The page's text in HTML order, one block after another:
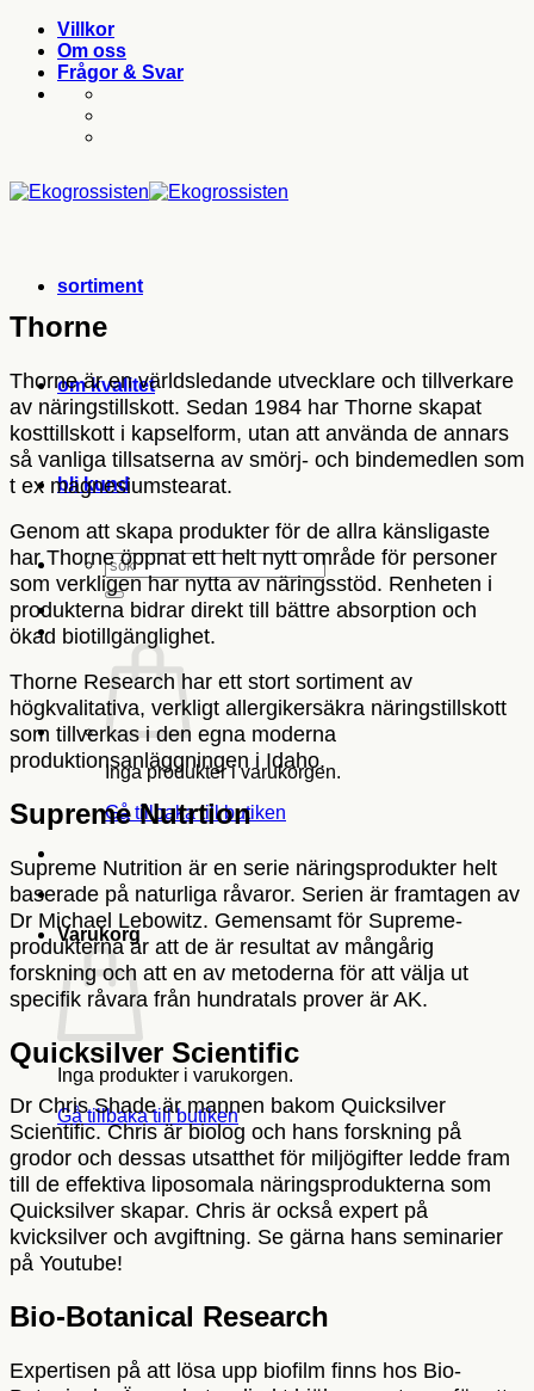
Skip
content
Villkor
Om oss
Frågor & Svar
sortiment
om kvalitet
bli kund
Sök
efter:
Inga produkter i varukorgen.
Gå tillbaka till butiken
Varukorg
Inga produkter i varukorgen.
Gå tillbaka till butiken
Thorne
Thorne är en världsledande utvecklare och tillverkare
av näringstillskott. Sedan 1984 har Thorne skapat
kosttillskott i kapselform, utan att använda de annars
så vanliga tillsatserna av smörj- och bindemedlen som
t ex magnesiumstearat.
Genom att skapa produkter för de allra känsligaste
har Thorne öppnat ett helt nytt område för personer
som verkligen har nytta av näringsstöd. Renheten i
produkterna bidrar direkt till bättre absorption och
ökad biotillgänglighet.
Thorne Research har ett stort sortiment av
högkvalitativa, verkligt allergikersäkra näringstillskott
som tillverkas i den egna moderna
produktionsanläggningen i Idaho.
Supreme Nutrtion
Supreme Nutrition är en serie näringsprodukter helt
baserade på naturliga råvaror. Serien är framtagen av
Dr Michael Lebowitz. Gemensamt för Supreme-
produkterna är att de är resultat av mångårig
forskning och att en av metoderna för att välja ut
specifik råvara från hundratals prover är AK.
Quicksilver Scientific
Dr Chris Shade är mannen bakom Quicksilver
Scientific. Chris är biolog och hans forskning på
grodor och dessas utsatthet för miljögifter ledde fram
till de effektiva liposomala näringsprodukterna som
Quicksilver skapar. Chris är också expert på
kvicksilver och avgiftning. Se gärna hans seminarier
på Youtube!
Bio-Botanical Research
Expertisen på att lösa upp biofilm finns hos Bio-